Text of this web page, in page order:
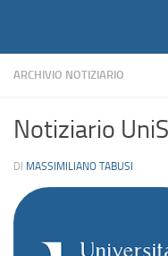
ARCHIVIO NOTIZIARIO
Notiziario
DI MASSIMILIANO TABUSI